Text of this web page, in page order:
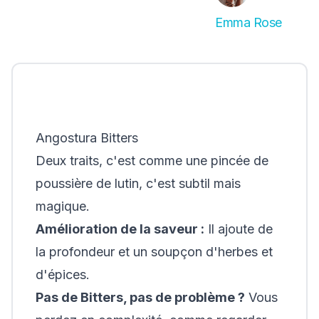
Emma Rose
Angostura Bitters
Deux traits, c'est comme une pincée de
poussière de lutin, c'est subtil mais
magique.
Amélioration de la saveur : Il ajoute de
la profondeur et un soupçon d'herbes et
d'épices.
Pas de Bitters, pas de problème ? Vous